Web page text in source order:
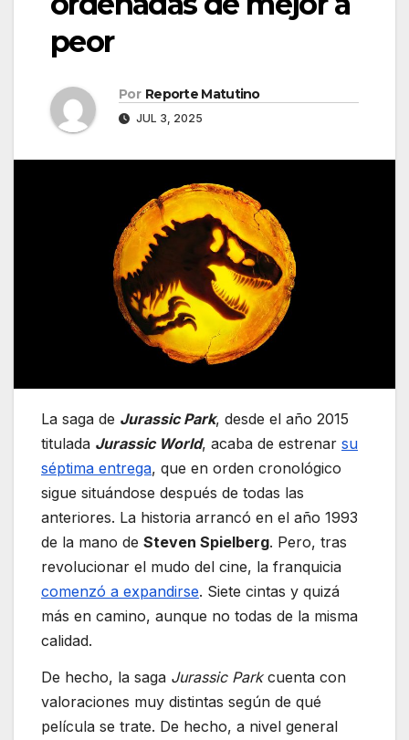
peor
Por Reporte Matutino
JUL 3, 2025
La saga de Jurassic Park, desde el año 2015
titulada Jurassic World, acaba de estrenar su
séptima entrega, que en orden cronológico
sigue situándose después de todas las
anteriores. La historia arrancó en el año 1993
de la mano de Steven Spielberg. Pero, tras
revolucionar el mudo del cine, la franquicia
comenzó a expandirse. Siete cintas y quizá
más en camino, aunque no todas de la misma
calidad.
De hecho, la saga Jurassic Parkcuenta con
valoraciones muy distintas según de qué
película se trate. De hecho, a nivel general